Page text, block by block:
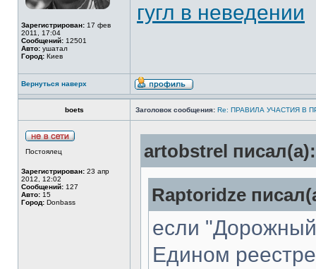
Зарегистрирован: 17 фев
2011, 17:04
Сообщений: 12501
Авто: ушатал
Город: Киев
гугл в неведении
Вернуться наверх
boets Заголовок сообщения: Re: ПРАВИЛА УЧАСТИЯ В
Постоялец
Зарегистрирован: 23 апр
2012, 12:02
Сообщений: 127
Авто: 15
Город: Donbass
artobstrel писал(а):
Raptoridze
если "Дорожный
Едином реестре